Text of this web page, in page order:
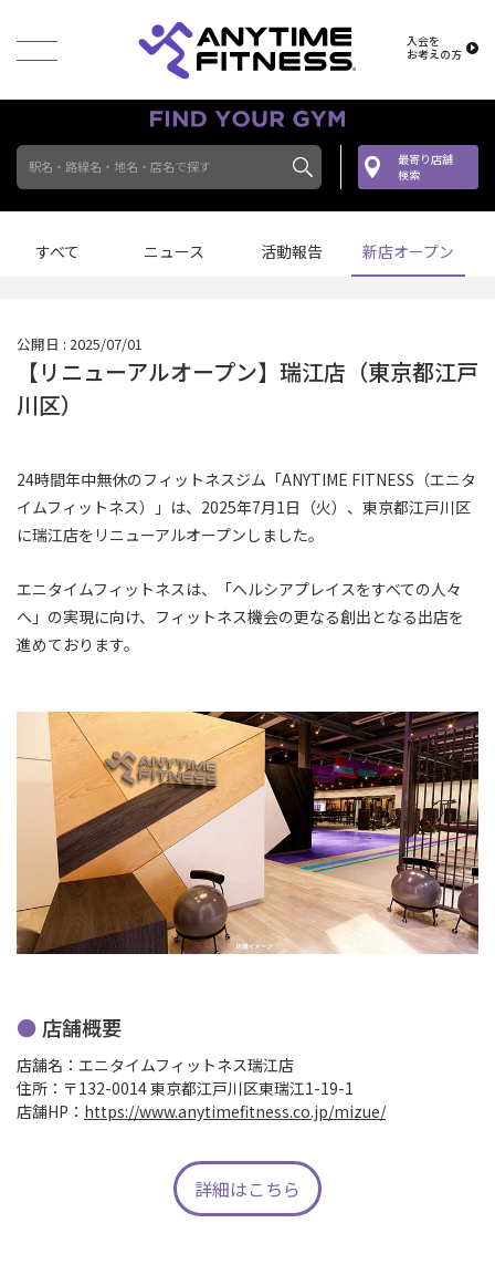
入会を
お考えの方
駅名・路線名・地名・店名で探す
最寄り店舗
検索
すべて ニュース 活動報告 新店オープン
公開日 : 2025/07/01
【リニューアルオープン】瑞江店（東京都江戸
川区）
24時間年中無休のフィットネスジム「ANYTIME FITNESS（エニタ
イムフィットネス）」は、2025年7月1日（火）、東京都江戸川区
に瑞江店をリニューアルオープンしました。
エニタイムフィットネスは、「ヘルシアプレイスをすべての人々
へ」の実現に向け、フィットネス機会の更なる創出となる出店を
進めております。
店舗概要
店舗名：エニタイムフィットネス瑞江店
住所：〒132-0014 東京都江戸川区東瑞江1-19-1
店舗HP： https://www.anytimefitness.co.jp/mizue/
詳細はこちら